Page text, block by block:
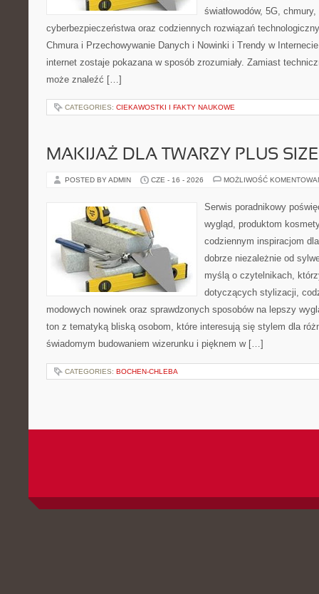
światłowodów, 5G,
cyberbezpieczeństwa oraz codziennych rozwiązań
Chmura i Przechowywanie Danych i Nowinki i Trendy w
internet zostaje pokazana w sposób zrozumiały. Zamiast
może znaleźć […]
CATEGORIES: CIEKAWOSTKI I FAKTY NAUKOWE
MAKIJAŻ DLA TWARZY PLUS SIZE
POSTED BY ADMIN CZE - 16 - 2026 MOŻLIWOŚĆ
Serwis poradnikowy
wygląd, produktom
codziennym inspiracjom
dobrze niezależnie od
myślą o czytelnikach,
dotyczących stylizacji,
modowych nowinek oraz sprawdzonych sposobów na lepszy
ton z tematyką bliską osobom, które interesują się stylem dla
świadomym budowaniem wizerunku i pięknem w […]
CATEGORIES: BOCHEN-CHLEBA